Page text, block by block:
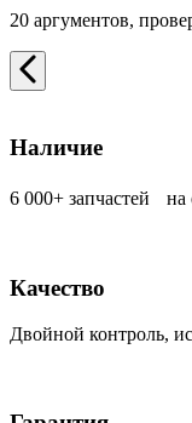
20 аргументов,
Наличие
6 000+ запчастей на
Качество
Двойной контроль,